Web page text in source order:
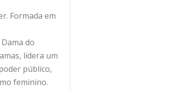
Formada em
do
lidera um
público,
feminino.